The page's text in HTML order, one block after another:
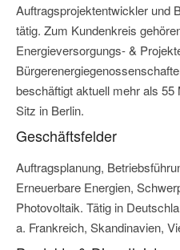
Auftragsprojektentwickler und
tätig. Zum Kundenkreis
Energieversorgungs- &
beschäftigt aktuell mehr als 55
Sitz in Berlin.
Geschäftsfelder
Auftragsplanung,
Erneuerbare Energien,
Photovoltaik. Tätig in
a. Frankreich, Skandinavien,